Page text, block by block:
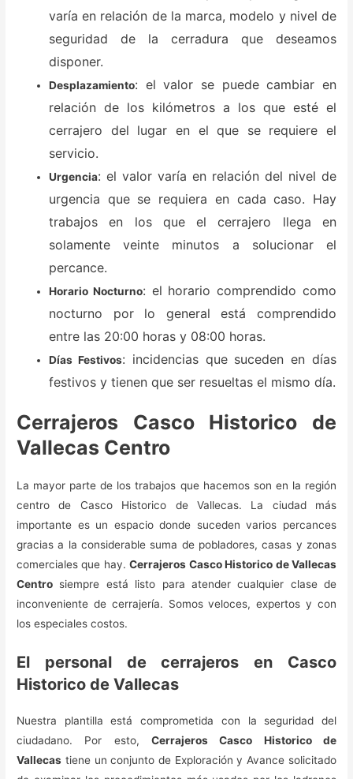
varía en relación de la marca, modelo y nivel de
seguridad de la cerradura que deseamos
disponer.
Desplazamiento: el valor se puede cambiar en
relación de los kilómetros a los que esté el
cerrajero del lugar en el que se requiere el
servicio.
Urgencia: el valor varía en relación del nivel de
urgencia que se requiera en cada caso. Hay
trabajos en los que el cerrajero llega en
solamente veinte minutos a solucionar el
percance.
Horario Nocturno: el horario comprendido como
nocturno por lo general está comprendido
entre las 20:00 horas y 08:00 horas.
Días Festivos: incidencias que suceden en días
festivos y tienen que ser resueltas el mismo día.
Cerrajeros Casco Historico de
Vallecas Centro
La mayor parte de los trabajos que hacemos son en la región
centro de Casco Historico de Vallecas. La ciudad más
importante es un espacio donde suceden varios percances
gracias a la considerable suma de pobladores, casas y zonas
comerciales que hay.Cerrajeros Casco Historico de Vallecas
Centro siempre está listo para atender cualquier clase de
inconveniente de cerrajería. Somos veloces, expertos y con
los especiales costos.
El personal de cerrajeros en Casco
Historico de Vallecas
Nuestra plantilla está comprometida con la seguridad del
ciudadano. Por esto, Cerrajeros Casco Historico de
Vallecas tiene un conjunto de Exploración y Avance solicitado